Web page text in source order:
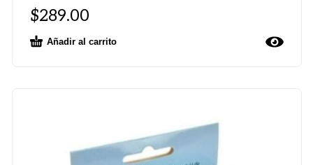
$289.00
Añadir al carrito